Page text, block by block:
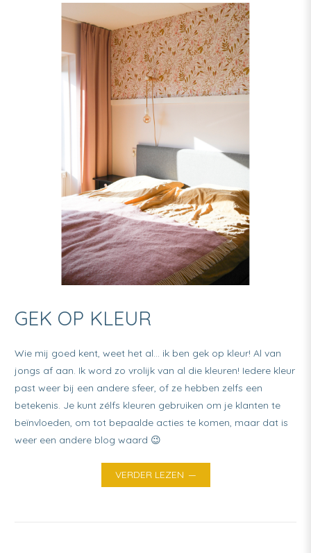
kleur!
Én
interieurstyling!
GEK OP KLEUR
Wie mij goed kent, weet het al… ik ben gek op kleur! Al van
jongs af aan. Ik word zo vrolijk van al die kleuren! Iedere kleur
past weer bij een andere sfeer, of ze hebben zelfs een
betekenis. Je kunt zélfs kleuren gebruiken om je klanten te
beïnvloeden, om tot bepaalde acties te komen, maar dat is
weer een andere blog waard 😉
VERDER LEZEN